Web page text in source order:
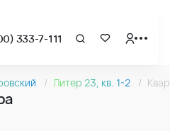
333-7-111
: подъезд 1, этаж 10,
в ЖК Суворовский,
в ЖК Суворовский,
Литер 23, кв. 1-2